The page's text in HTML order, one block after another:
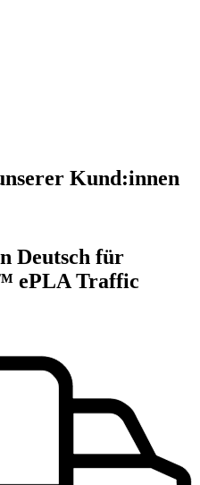
Kund:innen
Deutsch für
ePLA Traffic